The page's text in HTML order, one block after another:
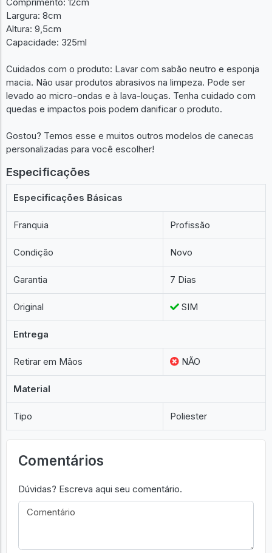
Largura: 8cm
Altura: 9,5cm
Capacidade: 325ml
Cuidados com o produto: Lavar com sabão neutro e esponja
macia. Não usar produtos abrasivos na limpeza. Pode ser
levado ao micro-ondas e à lava-louças. Tenha cuidado com
quedas e impactos pois podem danificar o produto.
Gostou? Temos esse e muitos outros modelos de canecas
personalizadas para você escolher!
Especificações
Especificações Básicas
Franquia Profissão
Condição Novo
Garantia 7 Dias
Original SIM
Entrega
Retirar em Mãos NÃO
Material
Tipo Poliester
Comentários
Dúvidas? Escreva aqui seu comentário.